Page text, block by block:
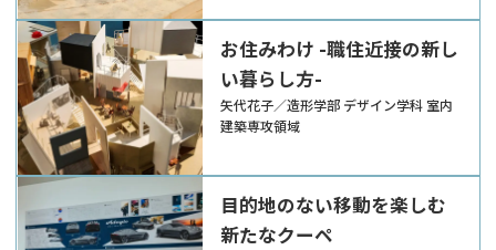
お住みわけ -職住近接の新し
い暮らし方-
矢代花子／造形学部 デザイン学科 室内
建築専攻領域
目的地のない移動を楽しむ
新たなクーペ